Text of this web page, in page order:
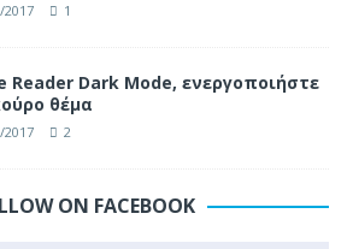
2017 1
Reader Dark Mode, ενεργοποιήστε
θέμα
2017 2
ON FACEBOOK